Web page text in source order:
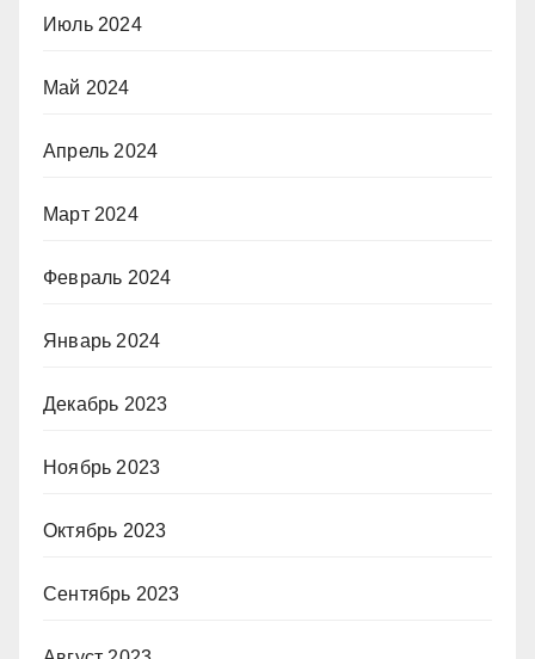
Июль 2024
Май 2024
Апрель 2024
Март 2024
Февраль 2024
Январь 2024
Декабрь 2023
Ноябрь 2023
Октябрь 2023
Сентябрь 2023